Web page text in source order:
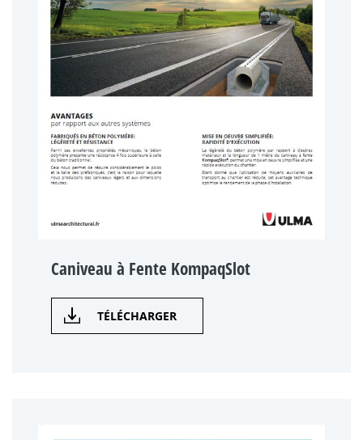
Caniveau à Fente KompaqSlot
TÉLÉCHARGER